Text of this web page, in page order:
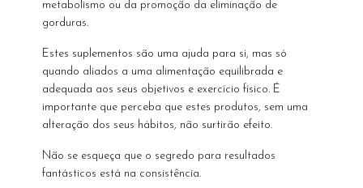
metabolismo ou da promoção da eliminação de
gorduras.
Estes suplementos são uma ajuda para si, mas só
quando aliados a uma alimentação equilibrada e
adequada aos seus objetivos e exercício físico. É
importante que perceba que estes produtos, sem uma
alteração dos seus hábitos, não surtirão efeito.
Não se esqueça que o segredo para resultados
fantásticos está na consistência.